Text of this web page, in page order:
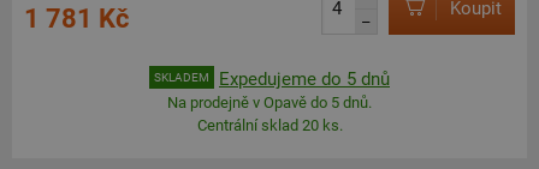
1 781 Kč
–
Koupit
SKLADEM Expedujeme do 5 dnů
Na prodejně v Opavě do 5 dnů.
Centrální sklad 20 ks.